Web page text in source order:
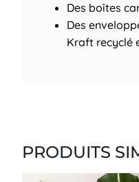
Des boîtes
Des
Kraft recyclé
PRODUITS